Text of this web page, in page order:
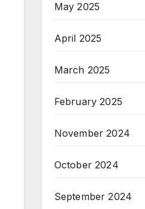
May 2025
April 2025
March 2025
February 2025
November 2024
October 2024
September 2024